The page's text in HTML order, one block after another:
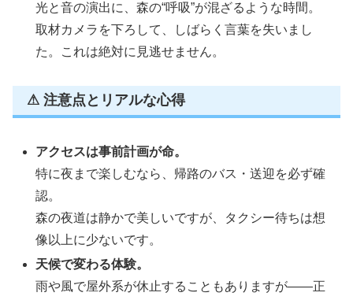
光と音の演出に、森の“呼吸”が混ざるような時間。
取材カメラを下ろして、しばらく言葉を失いまし
た。これは絶対に見逃せません。
⚠ 注意点とリアルな心得
アクセスは事前計画が命。
特に夜まで楽しむなら、帰路のバス・送迎を必ず確
認。
森の夜道は静かで美しいですが、タクシー待ちは想
像以上に少ないです。
天候で変わる体験。
雨や風で屋外系が休止することもありますが――正